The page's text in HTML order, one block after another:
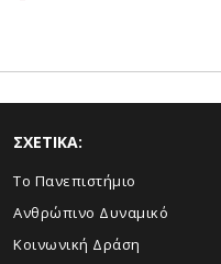
ΣΧΕΤΙΚΑ:
Το Πανεπιστήμιο
Ανθρώπινο Δυναμικό
Κοινωνική Δράση